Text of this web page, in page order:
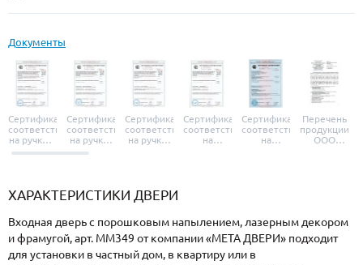
Документы
Сертификат
соответствия
на ручки и
броненакладки
Сертификат
соответствия
на ручки-
защелки
Сертификат
соответствия
на ручки-
Сертификат
соответствия
на
Сертификат
соответствия
на
Перечень
продукции
ООО
ХАРАКТЕРИСТИКИ ДВЕРИ
Входная дверь с порошковым напылением, лазерным декором
и фрамугой, арт. ММ349 от компании «МЕТА ДВЕРИ» подходит
для установки в частный дом, в квартиру или в